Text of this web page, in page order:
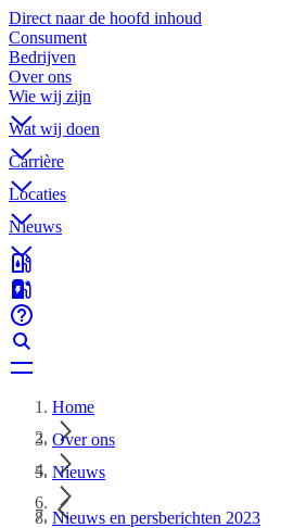
Direct naar de hoofd inhoud
Consument
Bedrijven
Over ons
Wie wij zijn
Wat wij doen
Carrière
Locaties
Nieuws
Home
Over ons
Nieuws
Nieuws en persberichten 2023